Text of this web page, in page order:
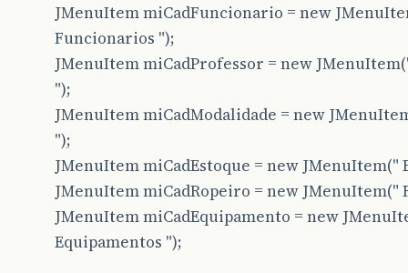
JMenuItem miCadFuncionario = new
Funcionarios ");
JMenuItem miCadProfessor = new
");
JMenuItem miCadModalidade = new
");
JMenuItem miCadEstoque = new JMenuItem("
JMenuItem miCadRopeiro = new JMenuItem("
JMenuItem miCadEquipamento = new
Equipamentos ");